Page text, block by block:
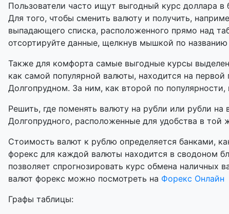
Пользователи часто ищут выгодный курс доллара
Для того, чтобы сменить валюту и получить,
выпадающего списка, расположенного прямо над
отсортируйте данные, щелкнув мышкой по
Также для комфорта самые выгодные курсы
как самой популярной валюты, находится на
Долгопрудном. За ним, как второй по
Решить, где поменять валюту на рубли или рубли
Долгопрудного, расположенные для удобства в той
Стоимость валют к рублю определяется банками,
форекс для каждой валюты находится в сводоном
позволяет спрогнозировать курс обмена
валют форекс можно посмотреть на Форекс Онлайн
Графы таблицы: